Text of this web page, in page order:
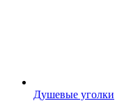
Душевые уголки